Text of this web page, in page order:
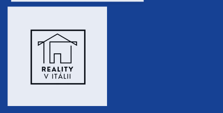
10 200 Kč
sobota - sobota
13 900 Kč
10.10. - 13.10.26
sobota - úterý
5 600 Kč